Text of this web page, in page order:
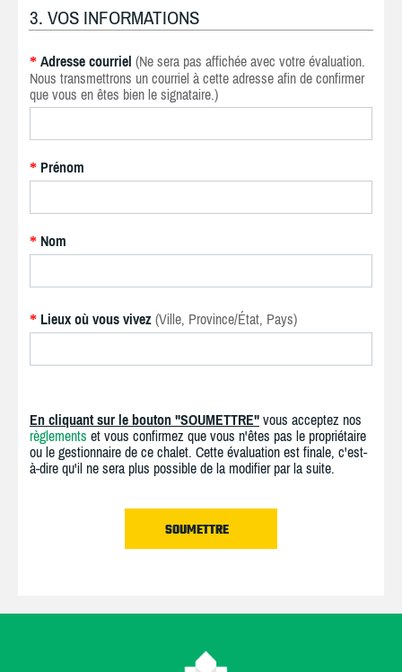
3. VOS INFORMATIONS
* Adresse courriel (Ne sera pas affichée avec votre évaluation.
Nous transmettrons un courriel à cette adresse afin de confirmer
que vous en êtes bien le signataire.)
* Prénom
* Nom
* Lieux où vous vivez (Ville, Province/État, Pays)
En cliquant sur le bouton "SOUMETTRE" vous acceptez nos
règlements et vous confirmez que vous n'êtes pas le propriétaire
ou le gestionnaire de ce chalet. Cette évaluation est finale, c'est-
à-dire qu'il ne sera plus possible de la modifier par la suite.